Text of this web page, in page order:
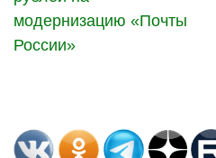
модернизацию «Почты
России»